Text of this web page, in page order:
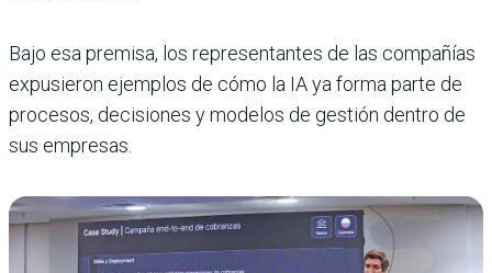
Bajo esa premisa, los representantes de las compañías
expusieron ejemplos de cómo la IA ya forma parte de
procesos, decisiones y modelos de gestión dentro de
sus empresas.